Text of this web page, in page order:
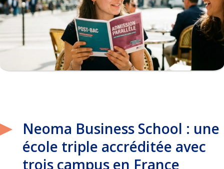
Neoma Business School : une
école triple accréditée avec
trois campus en France